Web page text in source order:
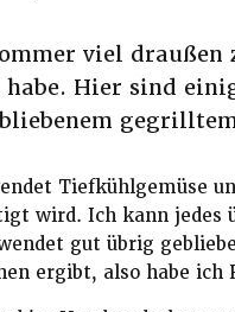
viel
Hier sind
Tiefkühlgemüse
wird. Ich kann jedes
gut übrig
ergibt, also habe ich